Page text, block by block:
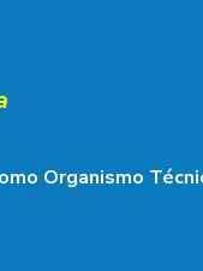
Organismo